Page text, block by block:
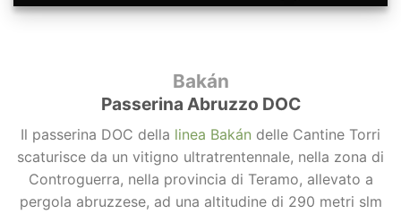
Bakán
Passerina Abruzzo DOC
Il passerina DOC della linea Bakán delle Cantine Torri
scaturisce da un vitigno ultratrentennale, nella zona di
Controguerra, nella provincia di Teramo, allevato a
pergola abruzzese, ad una altitudine di 290 metri slm